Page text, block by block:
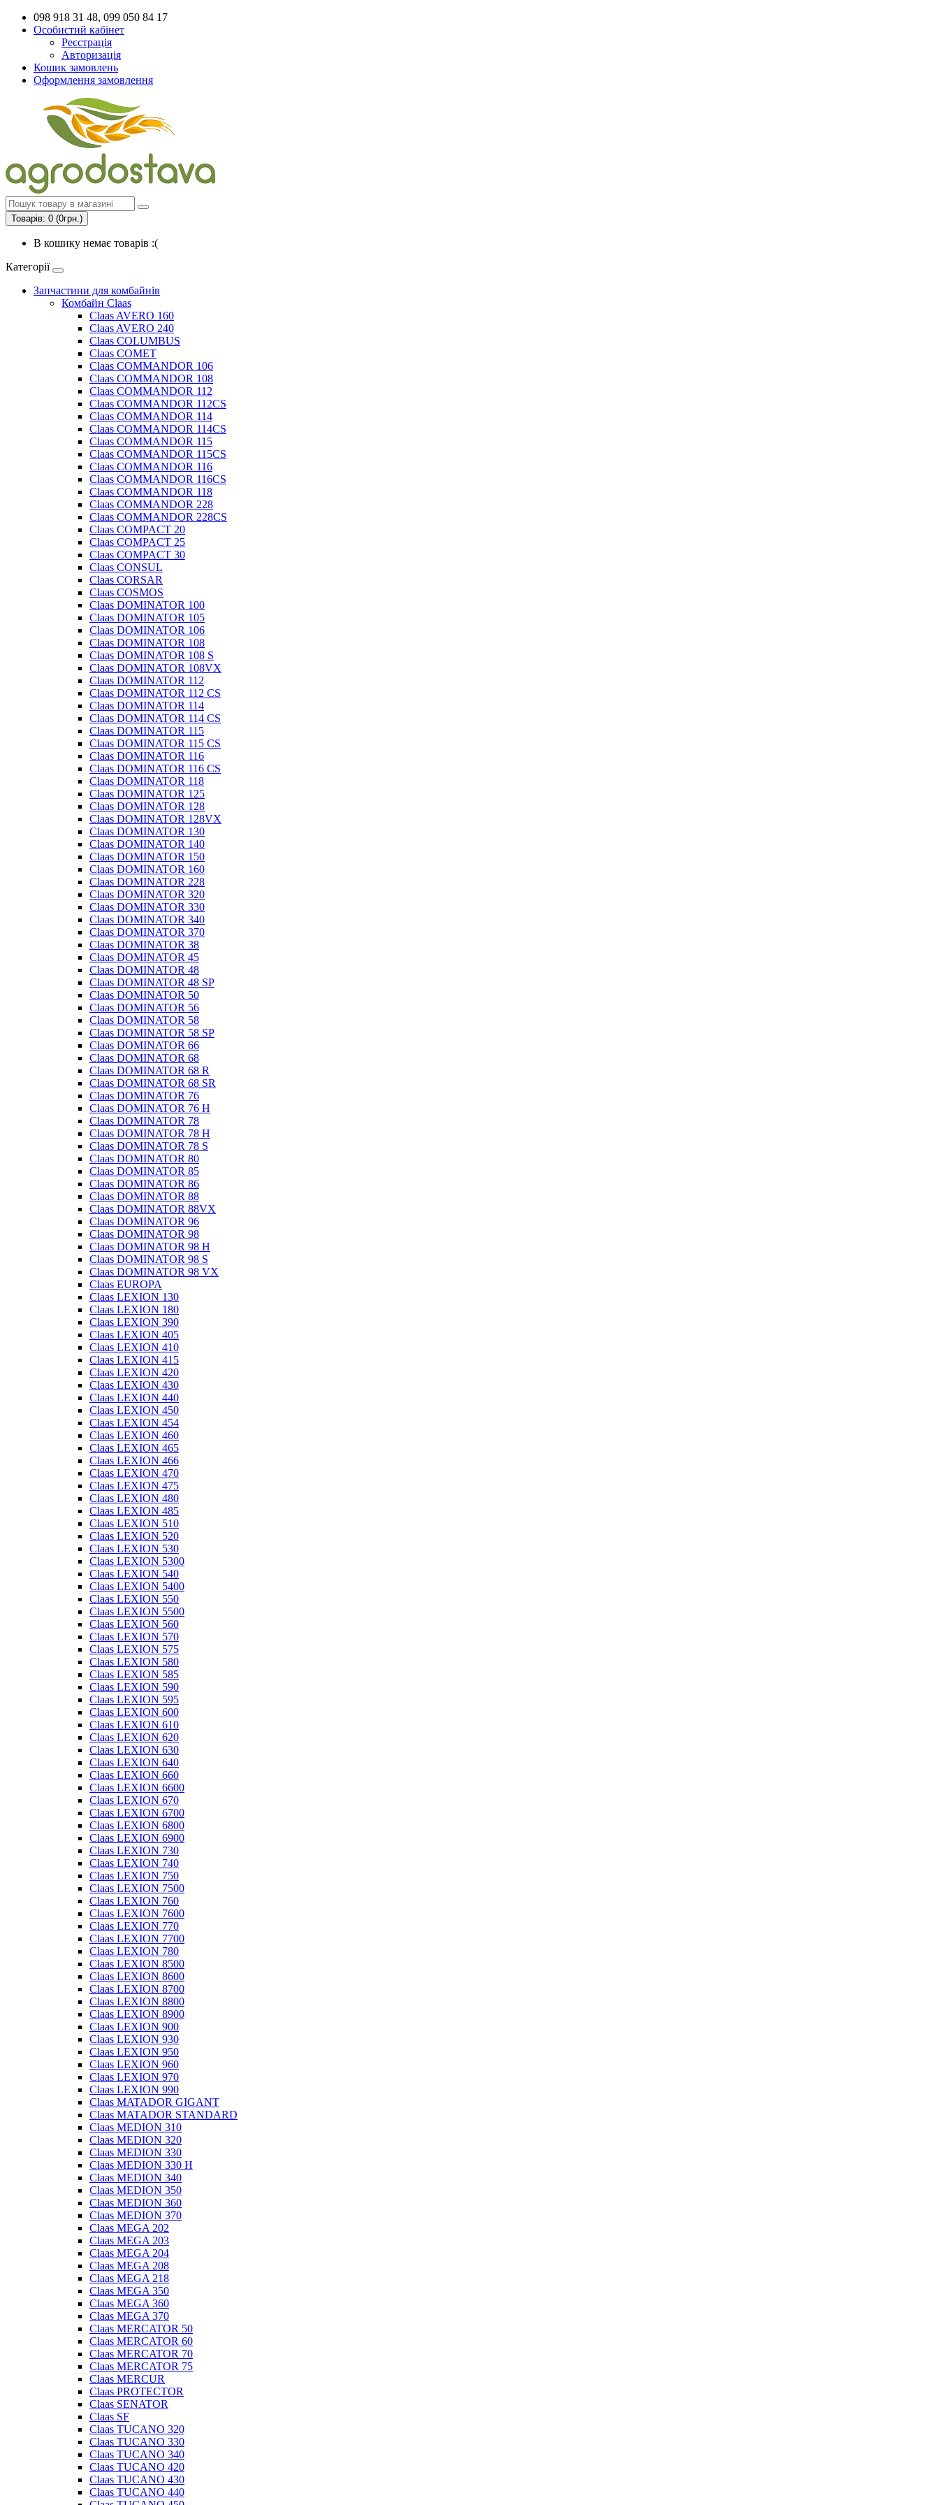
098 918 31 48, 099 050 84 17
Особистий кабінет
Реєстрація
Авторизація
Кошик замовлень
Оформлення замовлення
Товарів: 0 (0грн.)
В кошику немає товарів :(
Категорії
Запчастини для комбайнів
Комбайн Claas
Claas AVERO 160
Claas AVERO 240
Claas COLUMBUS
Claas COMET
Claas COMMANDOR 106
Claas COMMANDOR 108
Claas COMMANDOR 112
Claas COMMANDOR 112CS
Claas COMMANDOR 114
Claas COMMANDOR 114CS
Claas COMMANDOR 115
Claas COMMANDOR 115CS
Claas COMMANDOR 116
Claas COMMANDOR 116CS
Claas COMMANDOR 118
Claas COMMANDOR 228
Claas COMMANDOR 228CS
Claas COMPACT 20
Claas COMPACT 25
Claas COMPACT 30
Claas CONSUL
Claas CORSAR
Claas COSMOS
Claas DOMINATOR 100
Claas DOMINATOR 105
Claas DOMINATOR 106
Claas DOMINATOR 108
Claas DOMINATOR 108 S
Claas DOMINATOR 108VX
Claas DOMINATOR 112
Claas DOMINATOR 112 CS
Claas DOMINATOR 114
Claas DOMINATOR 114 CS
Claas DOMINATOR 115
Claas DOMINATOR 115 CS
Claas DOMINATOR 116
Claas DOMINATOR 116 CS
Claas DOMINATOR 118
Claas DOMINATOR 125
Claas DOMINATOR 128
Claas DOMINATOR 128VX
Claas DOMINATOR 130
Claas DOMINATOR 140
Claas DOMINATOR 150
Claas DOMINATOR 160
Claas DOMINATOR 228
Claas DOMINATOR 320
Claas DOMINATOR 330
Claas DOMINATOR 340
Claas DOMINATOR 370
Claas DOMINATOR 38
Claas DOMINATOR 45
Claas DOMINATOR 48
Claas DOMINATOR 48 SP
Claas DOMINATOR 50
Claas DOMINATOR 56
Claas DOMINATOR 58
Claas DOMINATOR 58 SP
Claas DOMINATOR 66
Claas DOMINATOR 68
Claas DOMINATOR 68 R
Claas DOMINATOR 68 SR
Claas DOMINATOR 76
Claas DOMINATOR 76 H
Claas DOMINATOR 78
Claas DOMINATOR 78 H
Claas DOMINATOR 78 S
Claas DOMINATOR 80
Claas DOMINATOR 85
Claas DOMINATOR 86
Claas DOMINATOR 88
Claas DOMINATOR 88VX
Claas DOMINATOR 96
Claas DOMINATOR 98
Claas DOMINATOR 98 H
Claas DOMINATOR 98 S
Claas DOMINATOR 98 VX
Claas EUROPA
Claas LEXION 130
Claas LEXION 180
Claas LEXION 390
Claas LEXION 405
Claas LEXION 410
Claas LEXION 415
Claas LEXION 420
Claas LEXION 430
Claas LEXION 440
Claas LEXION 450
Claas LEXION 454
Claas LEXION 460
Claas LEXION 465
Claas LEXION 466
Claas LEXION 470
Claas LEXION 475
Claas LEXION 480
Claas LEXION 485
Claas LEXION 510
Claas LEXION 520
Claas LEXION 530
Claas LEXION 5300
Claas LEXION 540
Claas LEXION 5400
Claas LEXION 550
Claas LEXION 5500
Claas LEXION 560
Claas LEXION 570
Claas LEXION 575
Claas LEXION 580
Claas LEXION 585
Claas LEXION 590
Claas LEXION 595
Claas LEXION 600
Claas LEXION 610
Claas LEXION 620
Claas LEXION 630
Claas LEXION 640
Claas LEXION 660
Claas LEXION 6600
Claas LEXION 670
Claas LEXION 6700
Claas LEXION 6800
Claas LEXION 6900
Claas LEXION 730
Claas LEXION 740
Claas LEXION 750
Claas LEXION 7500
Claas LEXION 760
Claas LEXION 7600
Claas LEXION 770
Claas LEXION 7700
Claas LEXION 780
Claas LEXION 8500
Claas LEXION 8600
Claas LEXION 8700
Claas LEXION 8800
Claas LEXION 8900
Claas LEXION 900
Claas LEXION 930
Claas LEXION 950
Claas LEXION 960
Claas LEXION 970
Claas LEXION 990
Claas MATADOR GIGANT
Claas MATADOR STANDARD
Claas MEDION 310
Claas MEDION 320
Claas MEDION 330
Claas MEDION 330 H
Claas MEDION 340
Claas MEDION 350
Claas MEDION 360
Claas MEDION 370
Claas MEGA 202
Claas MEGA 203
Claas MEGA 204
Claas MEGA 208
Claas MEGA 218
Claas MEGA 350
Claas MEGA 360
Claas MEGA 370
Claas MERCATOR 50
Claas MERCATOR 60
Claas MERCATOR 70
Claas MERCATOR 75
Claas MERCUR
Claas PROTECTOR
Claas SENATOR
Claas SF
Claas TUCANO 320
Claas TUCANO 330
Claas TUCANO 340
Claas TUCANO 420
Claas TUCANO 430
Claas TUCANO 440